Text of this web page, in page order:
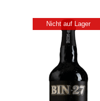
Nicht auf Lager